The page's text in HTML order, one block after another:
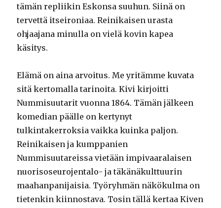
tämän repliikin Eskonsa suuhun. Siinä on
tervettä itseironiaa. Reinikaisen urasta
ohjaajana minulla on vielä kovin kapea
käsitys.
Elämä on aina arvoitus. Me yritämme kuvata
sitä kertomalla tarinoita. Kivi kirjoitti
Nummisuutarit vuonna 1864. Tämän jälkeen
komedian päälle on kertynyt
tulkintakerroksia vaikka kuinka paljon.
Reinikaisen ja kumppanien
Nummisuutareissa vietään impivaaralaisen
nuorisoseurojentalo- ja täkänäkulttuurin
maahanpanijaisia. Työryhmän näkökulma on
tietenkin kiinnostava. Tosin tällä kertaa Kiven